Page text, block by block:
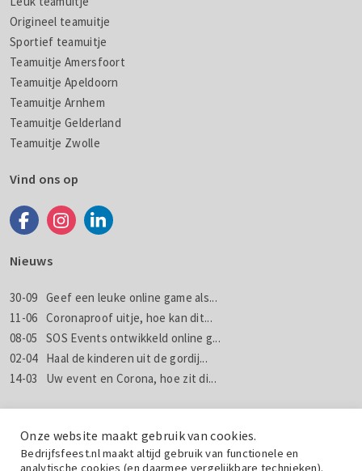
Origineel teamuitje
Sportief teamuitje
Teamuitje Amersfoort
Teamuitje Apeldoorn
Teamuitje Arnhem
Teamuitje Gelderland
Teamuitje Zwolle
Vind ons op
Nieuws
30-09 Geef een leuke online game als...
11-06 Coronaproof uitje, hoe kan dit...
08-05
SOS Events ontwikkeld online g...
02-04
Haal de kinderen uit de gordij...
14-03
Uw event en Corona, hoe zit di...
Onze website maakt gebruik van cookies.
Bedrijfsfeest.nl maakt altijd gebruik van functionele en
analytische cookies (en daarmee vergelijkbare technieken).